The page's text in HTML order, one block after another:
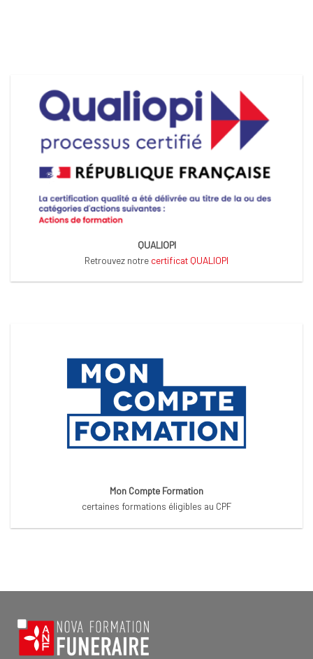
QUALIOPI
Retrouvez notre certificat QUALIOPI
Mon Compte Formation
certaines formations éligibles au CPF